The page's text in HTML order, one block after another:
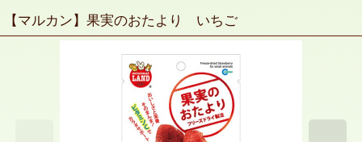
【マルカン】果実のおたより いちご